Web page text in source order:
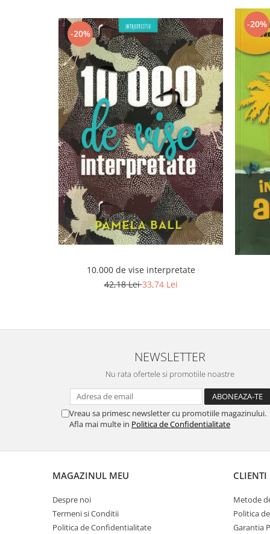
-20%
10.000 de vise interpretate
42,18 Lei33,74 Lei
-20%
NEWSLETTER
Nu rata ofertele si promotiile noastre
Vreau sa primesc newsletter cu promotiile magazinului.
Afla mai multe in Politica de Confidentialitate
MAGAZINUL MEU
Despre noi
Termeni si Conditii
Politica de Confidentialitate
CLIENTI
Metode
Politica
Garantia